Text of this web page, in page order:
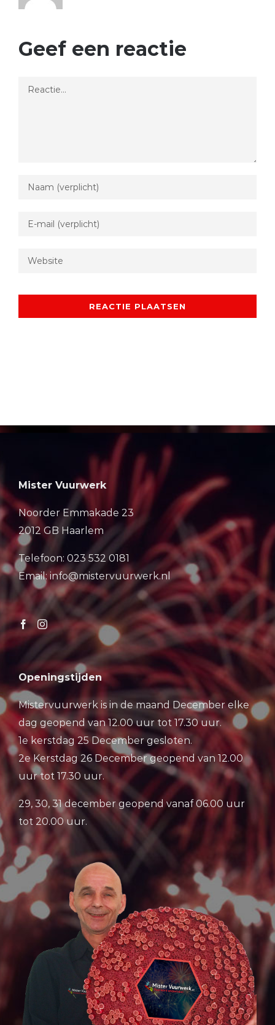
Geef een reactie
Mister Vuurwerk
Noorder Emmakade 23
2012 GB Haarlem
Telefoon: 023 532 0181
Email: info@mistervuurwerk.nl
Openingstijden
Mistervuurwerk is in de maand December elke
dag geopend van 12.00 uur tot 17.30 uur.
1e kerstdag 25 December gesloten.
2e Kerstdag 26 December geopend van 12.00
uur tot 17.30 uur.
29, 30, 31 december geopend vanaf 06.00 uur
tot 20.00 uur.